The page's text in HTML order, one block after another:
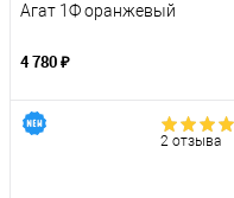
Агат 1Ф оранжевый
4 780 ₽
2 отзыва